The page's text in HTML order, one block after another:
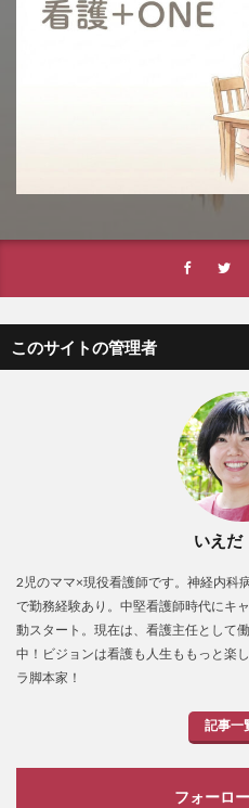
このサイトの管理者
いえ
2児のママ×現役看護師です。神経内科
で勤務経験あり。中堅看護師時代にキ
動スタート。現在は、看護主任として
中！ビジョンは看護も人生ももっと楽
ラ脚本家！
記事一
フォーロ